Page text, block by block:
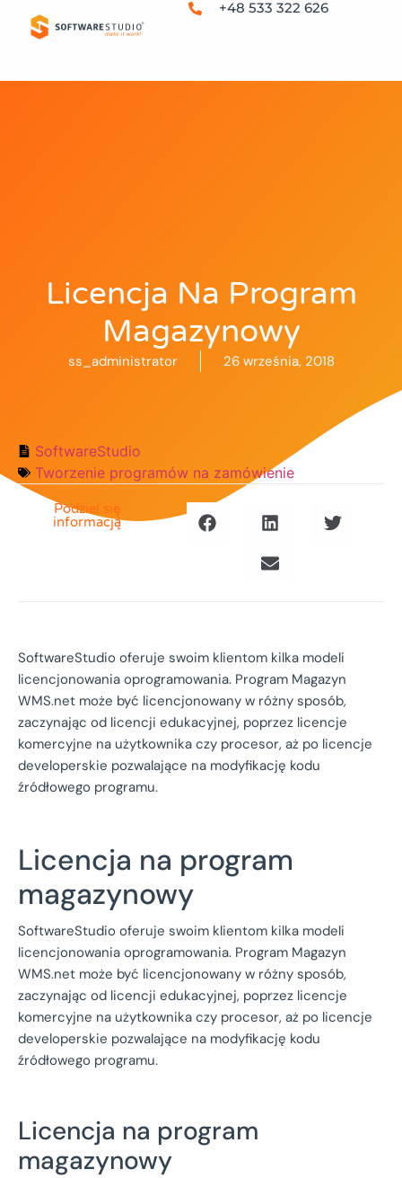
+48 533 322 626
Licencja Na Program
Magazynowy
ss_administrator 26 września, 2018
SoftwareStudio
Tworzenie programów na zamówienie
Podziel się
informacją
SoftwareStudio oferuje swoim klientom kilka modeli
licencjonowania oprogramowania. Program Magazyn
WMS.net może być licencjonowany w różny sposób,
zaczynając od licencji edukacyjnej, poprzez licencje
komercyjne na użytkownika czy procesor, aż po licencje
developerskie pozwalające na modyfikację kodu
źródłowego programu.
Licencja na program
magazynowy
SoftwareStudio oferuje swoim klientom kilka modeli
licencjonowania oprogramowania. Program Magazyn
WMS.net może być licencjonowany w różny sposób,
zaczynając od licencji edukacyjnej, poprzez licencje
komercyjne na użytkownika czy procesor, aż po licencje
developerskie pozwalające na modyfikację kodu
źródłowego programu.
Licencja na program
magazynowy